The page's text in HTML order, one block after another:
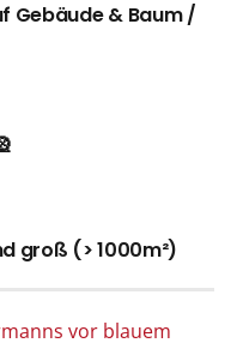
Gebäude & Baum /
groß (> 1000m²)